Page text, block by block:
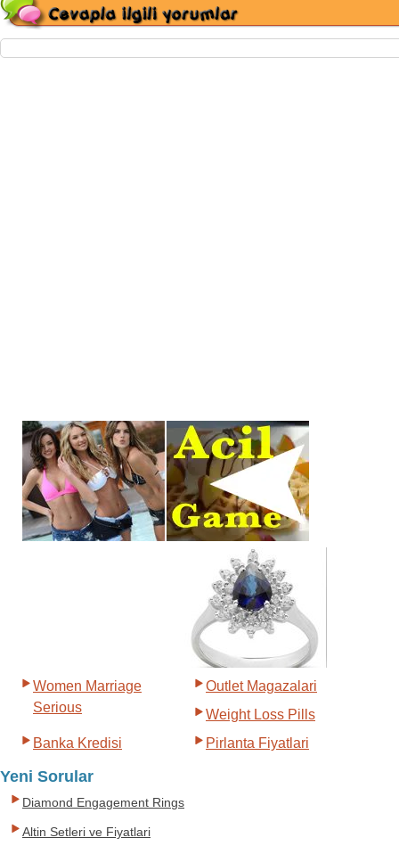
Women Marriage
Serious
Outlet Magazalari
Weight Loss Pills
Banka Kredisi
Pirlanta Fiyatlari
Yeni Sorular
Diamond Engagement Rings
Altin Setleri ve Fiyatlari